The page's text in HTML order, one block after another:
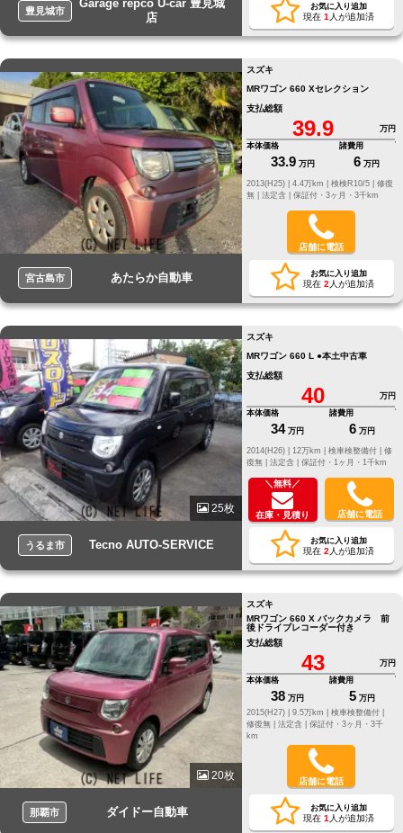
豊見城市
Garage repco U-car 豊見城
店
お気に入り追加
現在 1 人が追加済
宮古島市 あたらか自動車
スズキ
MRワゴン 660 Xセレクション
支払総額
39.9
万円
本体価格
33.9 万円
諸費用
6 万円
修復
無 | 法定含 | 保証付・3ヶ月・3千km
店舗に電話
お気に入り追加
現在 2 人が追加済
25枚
うるま市 Tecno AUTO-SERVICE
スズキ
MRワゴン 660 L ●本土中古車
支払総額
40
万円
本体価格
34 万円
諸費用
6 万円
修
復無 | 法定含 | 保証付・1ヶ月・1千km
＼無料／
在庫・見積り 店舗に電話
お気に入り追加
現在 2 人が追加済
20枚
那覇市 ダイドー自動車
スズキ
MRワゴン 660 X バックカメラ 前
後ドライブレコーダー付き
支払総額
43
万円
本体価格
38 万円
諸費用
5 万円
2015(H27) |
9.5万km |
検車検整備付 |
修復無 | 法定含 | 保証付・3ヶ月・3千
km
店舗に電話
お気に入り追加
現在 1 人が追加済